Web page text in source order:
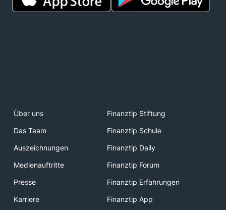
Über uns
Finanztip Stiftung
Das Team
Finanztip Schule
Auszeichnungen
Finanztip Daily
Medienauftritte
Finanztip Forum
Presse
Finanztip Erfahrungen
Karriere
Finanztip App